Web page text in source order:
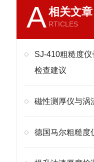
A相关文章
RTICLES
SJ-410粗糙度
检查建议
磁性测厚仪与涡
德国马尔粗糙度